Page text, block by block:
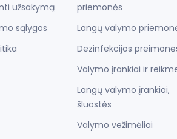
užsakymą
sąlygos
priemonės
Langų valymo
Dezinfekcijos
Valymo įrankiai ir
Langų valymo įrankiai,
šluostės
Valymo vežimėliai